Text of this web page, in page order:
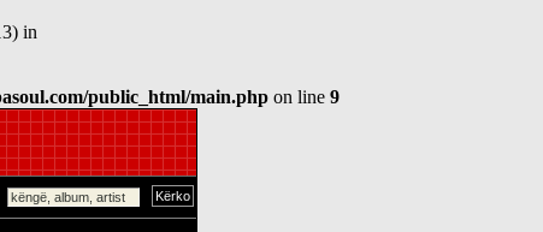
in
public_html/main.php on line 9